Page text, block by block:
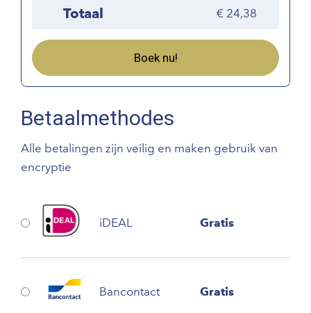
Totaal 24,38
Boek nu!
Betaalmethodes
Alle betalingen zijn veilig en maken gebruik van
encryptie
iDEAL Gratis
Bancontact Gratis